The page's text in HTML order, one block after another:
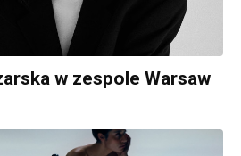
w zespole Warsaw